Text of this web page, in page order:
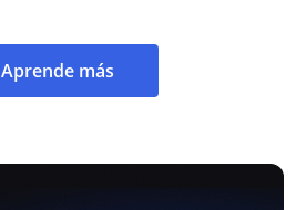
Aprende más